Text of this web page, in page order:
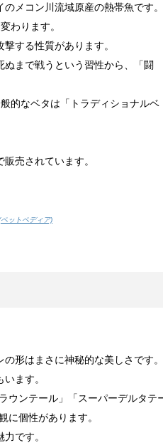
カー。夜の暗...
ク料理！
気のあるメニ...
査によると...
れな部屋って...
メコン川流域原産の熱帯魚です。
わります。
する性質があります。
まで戦うという習性から、「闘
的なベタは「トラディショナルベ
売されています。
ットペディア)
形はまさに神秘的な美しさです。
ます。
ウンテール」「スーパーデルタテ
に個性があります。
です。